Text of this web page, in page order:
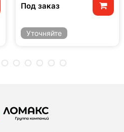
Под заказ
Уточняйте